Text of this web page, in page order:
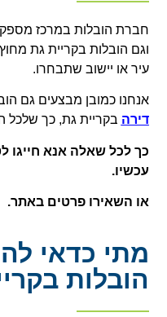
חברת הובלות במרכז
וגם הובלות בקריית גת
עיר או יישוב שתבחרו.
אנחנו כמובן מבצעים גם
דירה בקריית גת, כך שלכל
עכשיו.
או השאירו פרטים באתר.
מתי כדאי
הובלות